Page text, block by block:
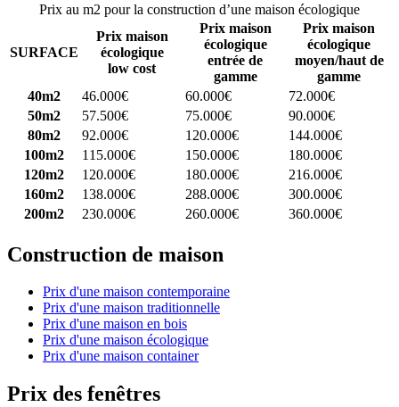
Prix au m2 pour la construction d’une maison écologique
SURFACE
Prix maison
écologique
low cost
Prix maison
écologique
entrée de
gamme
Prix maison
écologique
moyen/haut de
gamme
40m2
46.000€ 60.000€
72.000€
50m2
57.500€ 75.000€
90.000€
80m2
92.000€ 120.000€
144.000€
100m2
115.000€ 150.000€
180.000€
120m2
120.000€ 180.000€
216.000€
160m2
138.000€ 288.000€
300.000€
200m2
230.000€ 260.000€ 360.000€
Construction de maison
Prix d'une maison contemporaine
Prix d'une maison traditionnelle
Prix d'une maison en bois
Prix d'une maison écologique
Prix d'une maison container
Prix des fenêtres